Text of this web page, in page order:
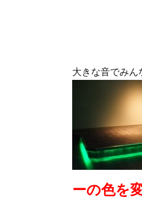
大きな音でみん
ーの色を